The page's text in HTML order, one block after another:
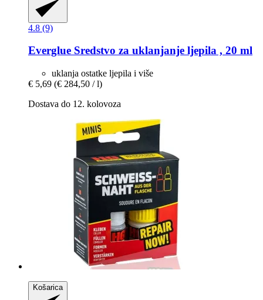
4.8 (9)
Everglue Sredstvo za uklanjanje ljepila , 20 ml
uklanja ostatke ljepila i više
€ 5,69 (€ 284,50 / l)
Dostava do 12. kolovoza
Košarica